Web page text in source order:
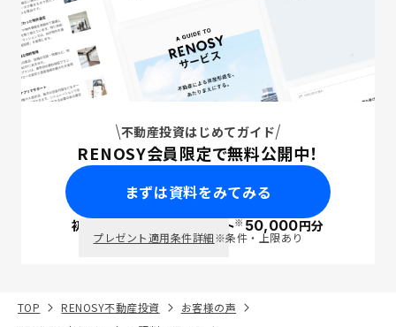
不動産投資はじめてガイド
RENOSY会員限定で無料公開中！
まずは資料をみてみる
初回面談で ポイント※50,000円分
プレゼント適用条件詳細※条件・上限あり
TOP RENOSY不動産投資
お客様の声